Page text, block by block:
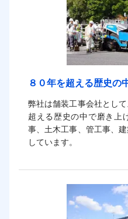
８０年を超える歴史の
弊社は舗装工事会社とし
超える歴史の中で磨き上
事、土木工事、管工事、
しています。